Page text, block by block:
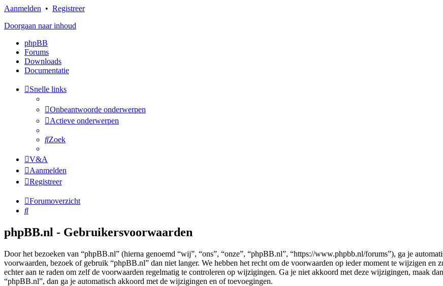
Aanmelden • Registreer
Doorgaan naar inhoud
phpBB
Forums
Downloads
Documentatie
Snelle links
Onbeantwoorde onderwerpen
Actieve onderwerpen
Zoek
V&A
Aanmelden
Registreer
Forumoverzicht
Zoek
phpBB.nl - Gebruikersvoorwaarden
Door het bezoeken van “phpBB.nl” (hierna genoemd “wij”, “ons”, “onze”, “phpBB.nl”, “https://www.phpbb.nl/forums”), ga je
voorwaarden, bezoek of gebruik “phpBB.nl” dan niet langer. We hebben het recht om de voorwaarden op ieder moment te wijzigen en
echter aan te raden om zelf de voorwaarden regelmatig te controleren op wijzigingen. Ga je niet akkoord met deze wijzigingen, maak
“phpBB.nl”, dan ga je automatisch akkoord met de wijzigingen en of toevoegingen.